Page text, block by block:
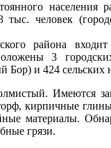
населения
тыс. человек
района
3
Бор) и 424 сельских
Имеются
кирпичные
материалы.
грязи.